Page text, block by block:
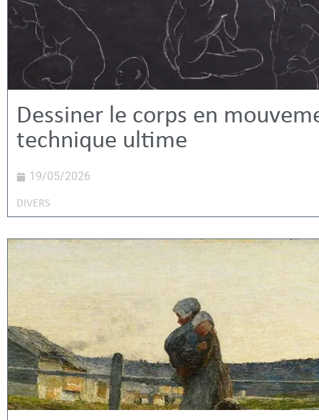
Dessiner le corps en
technique ultime
19/05/2026
DIVERS